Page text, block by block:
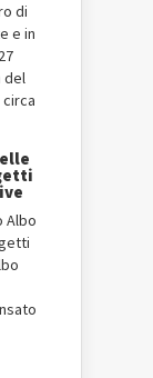
di
e in
del
Albo